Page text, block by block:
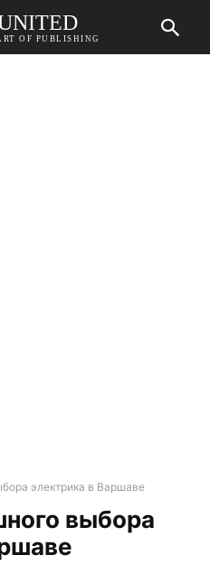
OF PUBLISHING
электрика в Варшаве
выбора